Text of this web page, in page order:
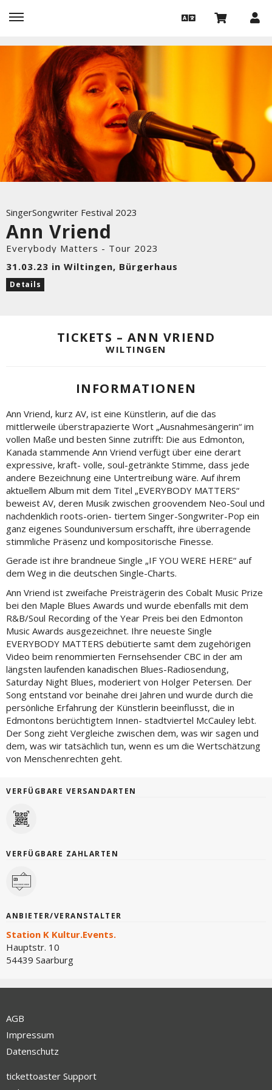
SingerSongwriter Festival 2023
Ann Vriend
Everybody Matters - Tour 2023
31.03.23 in Wiltingen, Bürgerhaus
Details
TICKETS – ANN VRIEND
WILTINGEN
INFORMATIONEN
Ann Vriend, kurz AV, ist eine Künstlerin, auf die das
mittlerweile überstrapazierte Wort „Ausnahmesängerin“ im
vollen Maße und besten Sinne zutrifft: Die aus Edmonton,
Kanada stammende Ann Vriend verfügt über eine derart
expressive, kraft- volle, soul-getränkte Stimme, dass jede
andere Bezeichnung eine Untertreibung wäre. Auf ihrem
aktuellem Album mit dem Titel „EVERYBODY MATTERS“
beweist AV, deren Musik zwischen groovendem Neo-Soul und
nachdenklich roots-orien- tiertem Singer-Songwriter-Pop ein
ganz eigenes Sounduniversum erschafft, ihre überragende
stimmliche Präsenz und kompositorische Finesse.
Gerade ist ihre brandneue Single „IF YOU WERE HERE“ auf
dem Weg in die deutschen Single-Charts.
Ann Vriend ist zweifache Preisträgerin des Cobalt Music Prize
bei den Maple Blues Awards und wurde ebenfalls mit dem
R&B/Soul Recording of the Year Preis bei den Edmonton
Music Awards ausgezeichnet. Ihre neueste Single
EVERYBODY MATTERS debütierte samt dem zugehörigen
Video beim renommierten Fernsehsender CBC in der am
längsten laufenden kanadischen Blues-Radiosendung,
Saturday Night Blues, moderiert von Holger Petersen. Der
Song entstand vor beinahe drei Jahren und wurde durch die
persönliche Erfahrung der Künstlerin beeinflusst, die in
Edmontons berüchtigtem Innen- stadtviertel McCauley lebt.
Der Song zieht Vergleiche zwischen dem, was wir sagen und
dem, was wir tatsächlich tun, wenn es um die Wertschätzung
von Menschenrechten geht.
VERFÜGBARE VERSANDARTEN
VERFÜGBARE ZAHLARTEN
ANBIETER/VERANSTALTER
Station K Kultur.Events.
Hauptstr. 10
54439 Saarburg
AGB
Impressum
Datenschutz
tickettoaster Support